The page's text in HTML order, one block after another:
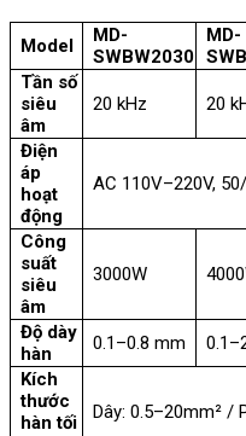
Model
MD-
SWBW2030
MD-
Tần số
siêu
âm
20 kHz 20
Điện
áp
hoạt
động
AC 110V–220V,
Công
suất
siêu
âm
3000W
Độ dày
hàn
0.1–0.8 mm
Kích
thước
hàn tối
Dây: 0.5–20mm² /